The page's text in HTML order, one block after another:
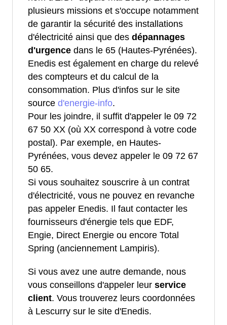
plusieurs missions et s'occupe notamment
de garantir la sécurité des installations
d'électricité ainsi que des dépannages
d'urgence dans le 65 (Hautes-Pyrénées).
Enedis est également en charge du relevé
des compteurs et du calcul de la
consommation. Plus d'infos sur le site
source d'energie-info.
Pour les joindre, il suffit d'appeler le 09 72
67 50 XX (où XX correspond à votre code
postal). Par exemple, en Hautes-
Pyrénées, vous devez appeler le 09 72 67
50 65.
Si vous souhaitez souscrire à un contrat
d'électricité, vous ne pouvez en revanche
pas appeler Enedis. Il faut contacter les
fournisseurs d'énergie tels que EDF,
Engie, Direct Energie ou encore Total
Spring (anciennement Lampiris).
Si vous avez une autre demande, nous
vous conseillons d'appeler leur service
client. Vous trouverez leurs coordonnées
à Lescurry sur le site d'Enedis.